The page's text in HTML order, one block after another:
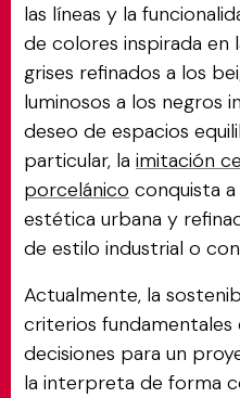
las líneas y la
de colores inspirada en
grises refinados a los
luminosos a los negros
deseo de espacios
particular, la imitación
porcelánico conquista a
estética urbana y
de estilo industrial o
Actualmente, la
criterios
decisiones para un
la interpreta de forma